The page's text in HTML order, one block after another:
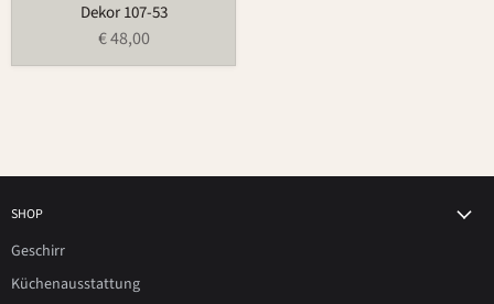
Dekor 107-53
€ 48,00
SHOP
Geschirr
Küchenausstattung